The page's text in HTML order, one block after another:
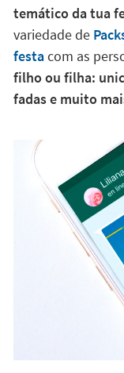
temático da tua
variedade de
festacom as
filho ou filha:
fadas e muito